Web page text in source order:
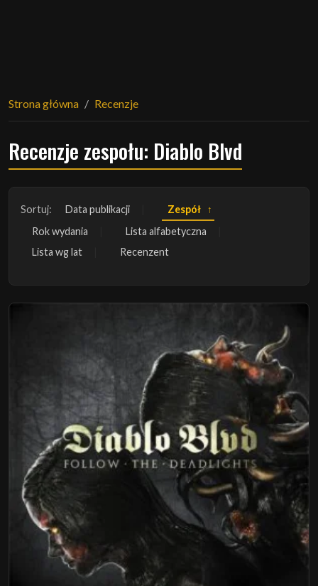
Strona główna Recenzje
Recenzje zespołu: Diablo Blvd
Sortuj: Data publikacji
Zespół
Rok wydania
Lista alfabetyczna
Lista wg lat
Recenzent